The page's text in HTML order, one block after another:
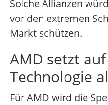
Solche Allianzen
vor den extremen
Markt schützen.
AMD setzt
Technologie
Für AMD wird die